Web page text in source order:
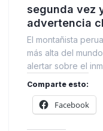
segunda vez
advertencia
El montañista
más alta del
alertar sobre el
Comparte esto:
Facebook